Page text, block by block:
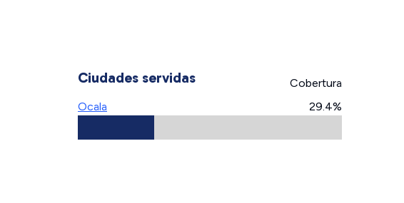
Ciudades servidas
Cobertura
Ocala
29.4%